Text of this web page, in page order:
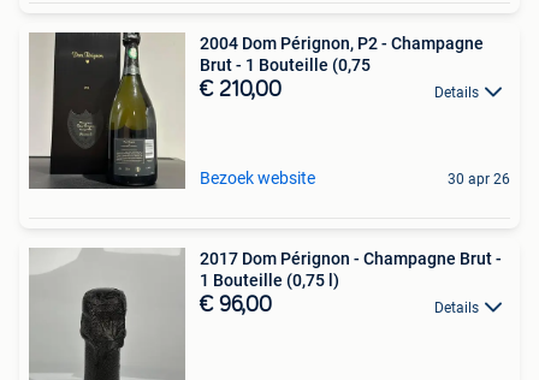
2004 Dom Pérignon, P2 - Champagne
Brut - 1 Bouteille (0,75
€ 210,00 Details
Bezoek website 30 apr 26
2017 Dom Pérignon - Champagne Brut -
1 Bouteille (0,75 l)
€ 96,00 Details